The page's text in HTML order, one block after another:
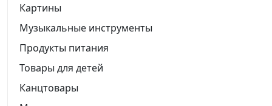
Картины
Музыкальные инструменты
Продукты питания
Товары для детей
Канцтовары